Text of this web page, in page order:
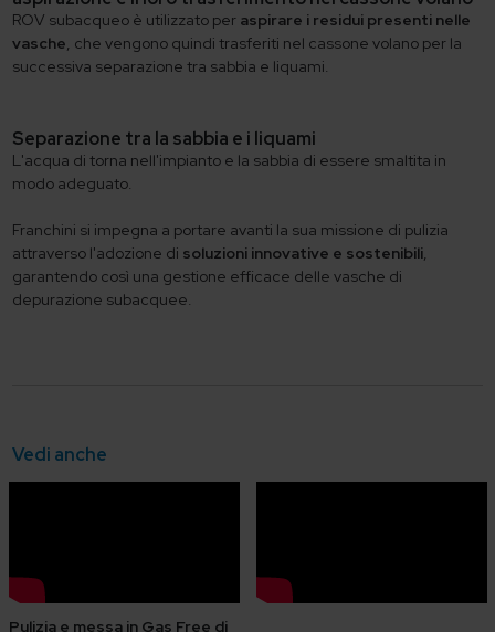
ROV subacqueo è utilizzato per aspirare i residui presenti nelle
vasche, che vengono quindi trasferiti nel cassone volano per la
successiva separazione tra sabbia e liquami.
Separazione tra la sabbia e i liquami
L'acqua di torna nell'impianto e la sabbia di essere smaltita in
modo adeguato.
Franchini si impegna a portare avanti la sua missione di pulizia
attraverso l'adozione di soluzioni innovative e sostenibili,
garantendo così una gestione efficace delle vasche di
depurazione subacquee.
Vedi anche
Pulizia e messa in Gas Free di